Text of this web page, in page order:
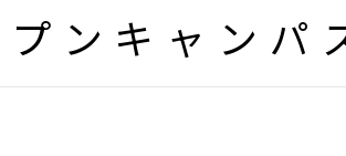
プンキャン